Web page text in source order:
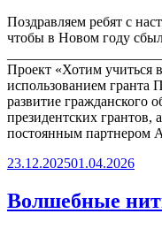
Поздравляем ребят с
чтобы в Новом году
Проект «Хотим учиться
использованием гранта
развитие гражданского
президентских
постоянным
Опубликовано
23.12.202501.04.2026
Волшебные